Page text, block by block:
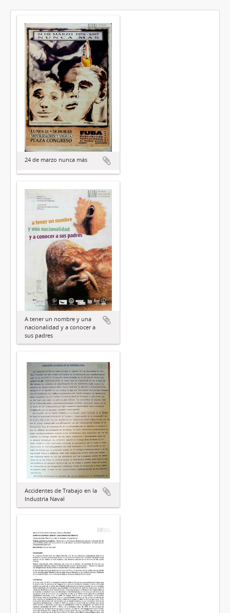
24 de marzo nunca más
A tener un nombre y una
nacionalidad y a conocer a
sus padres
Accidentes de Trabajo en la
Industria Naval